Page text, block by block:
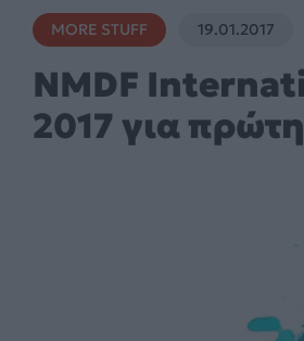
MORE STUFF 19.01.2017
NMDF
2017 για